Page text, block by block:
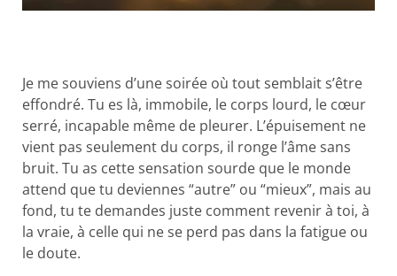
Je me souviens d’une soirée où tout semblait s’être
effondré. Tu es là, immobile, le corps lourd, le cœur
serré, incapable même de pleurer. L’épuisement ne
vient pas seulement du corps, il ronge l’âme sans
bruit. Tu as cette sensation sourde que le monde
attend que tu deviennes “autre” ou “mieux”, mais au
fond, tu te demandes juste comment revenir à toi, à
la vraie, à celle qui ne se perd pas dans la fatigue ou
le doute.